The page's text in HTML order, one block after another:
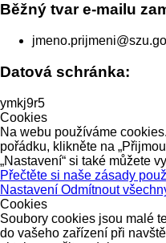
Běžný tvar e-mailu
Datová schránka:
ymkj9r5
Cookies
Na webu používáme
pořádku, klikněte na
„Nastavení“ si také můžete
Přečtěte si naše zásady
Nastavení Odmítnout
Cookies
Soubory cookies jsou malé
do vašeho zařízení při